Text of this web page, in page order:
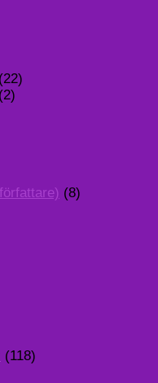
(22)
(2)
(8)
(118)